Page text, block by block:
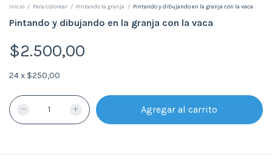
Inicio / Para colorear / Pintando la granja / Pintando y dibujando en la granja con la vaca
Pintando y dibujando en la granja con la vaca
$2.500,00
24x $250,00